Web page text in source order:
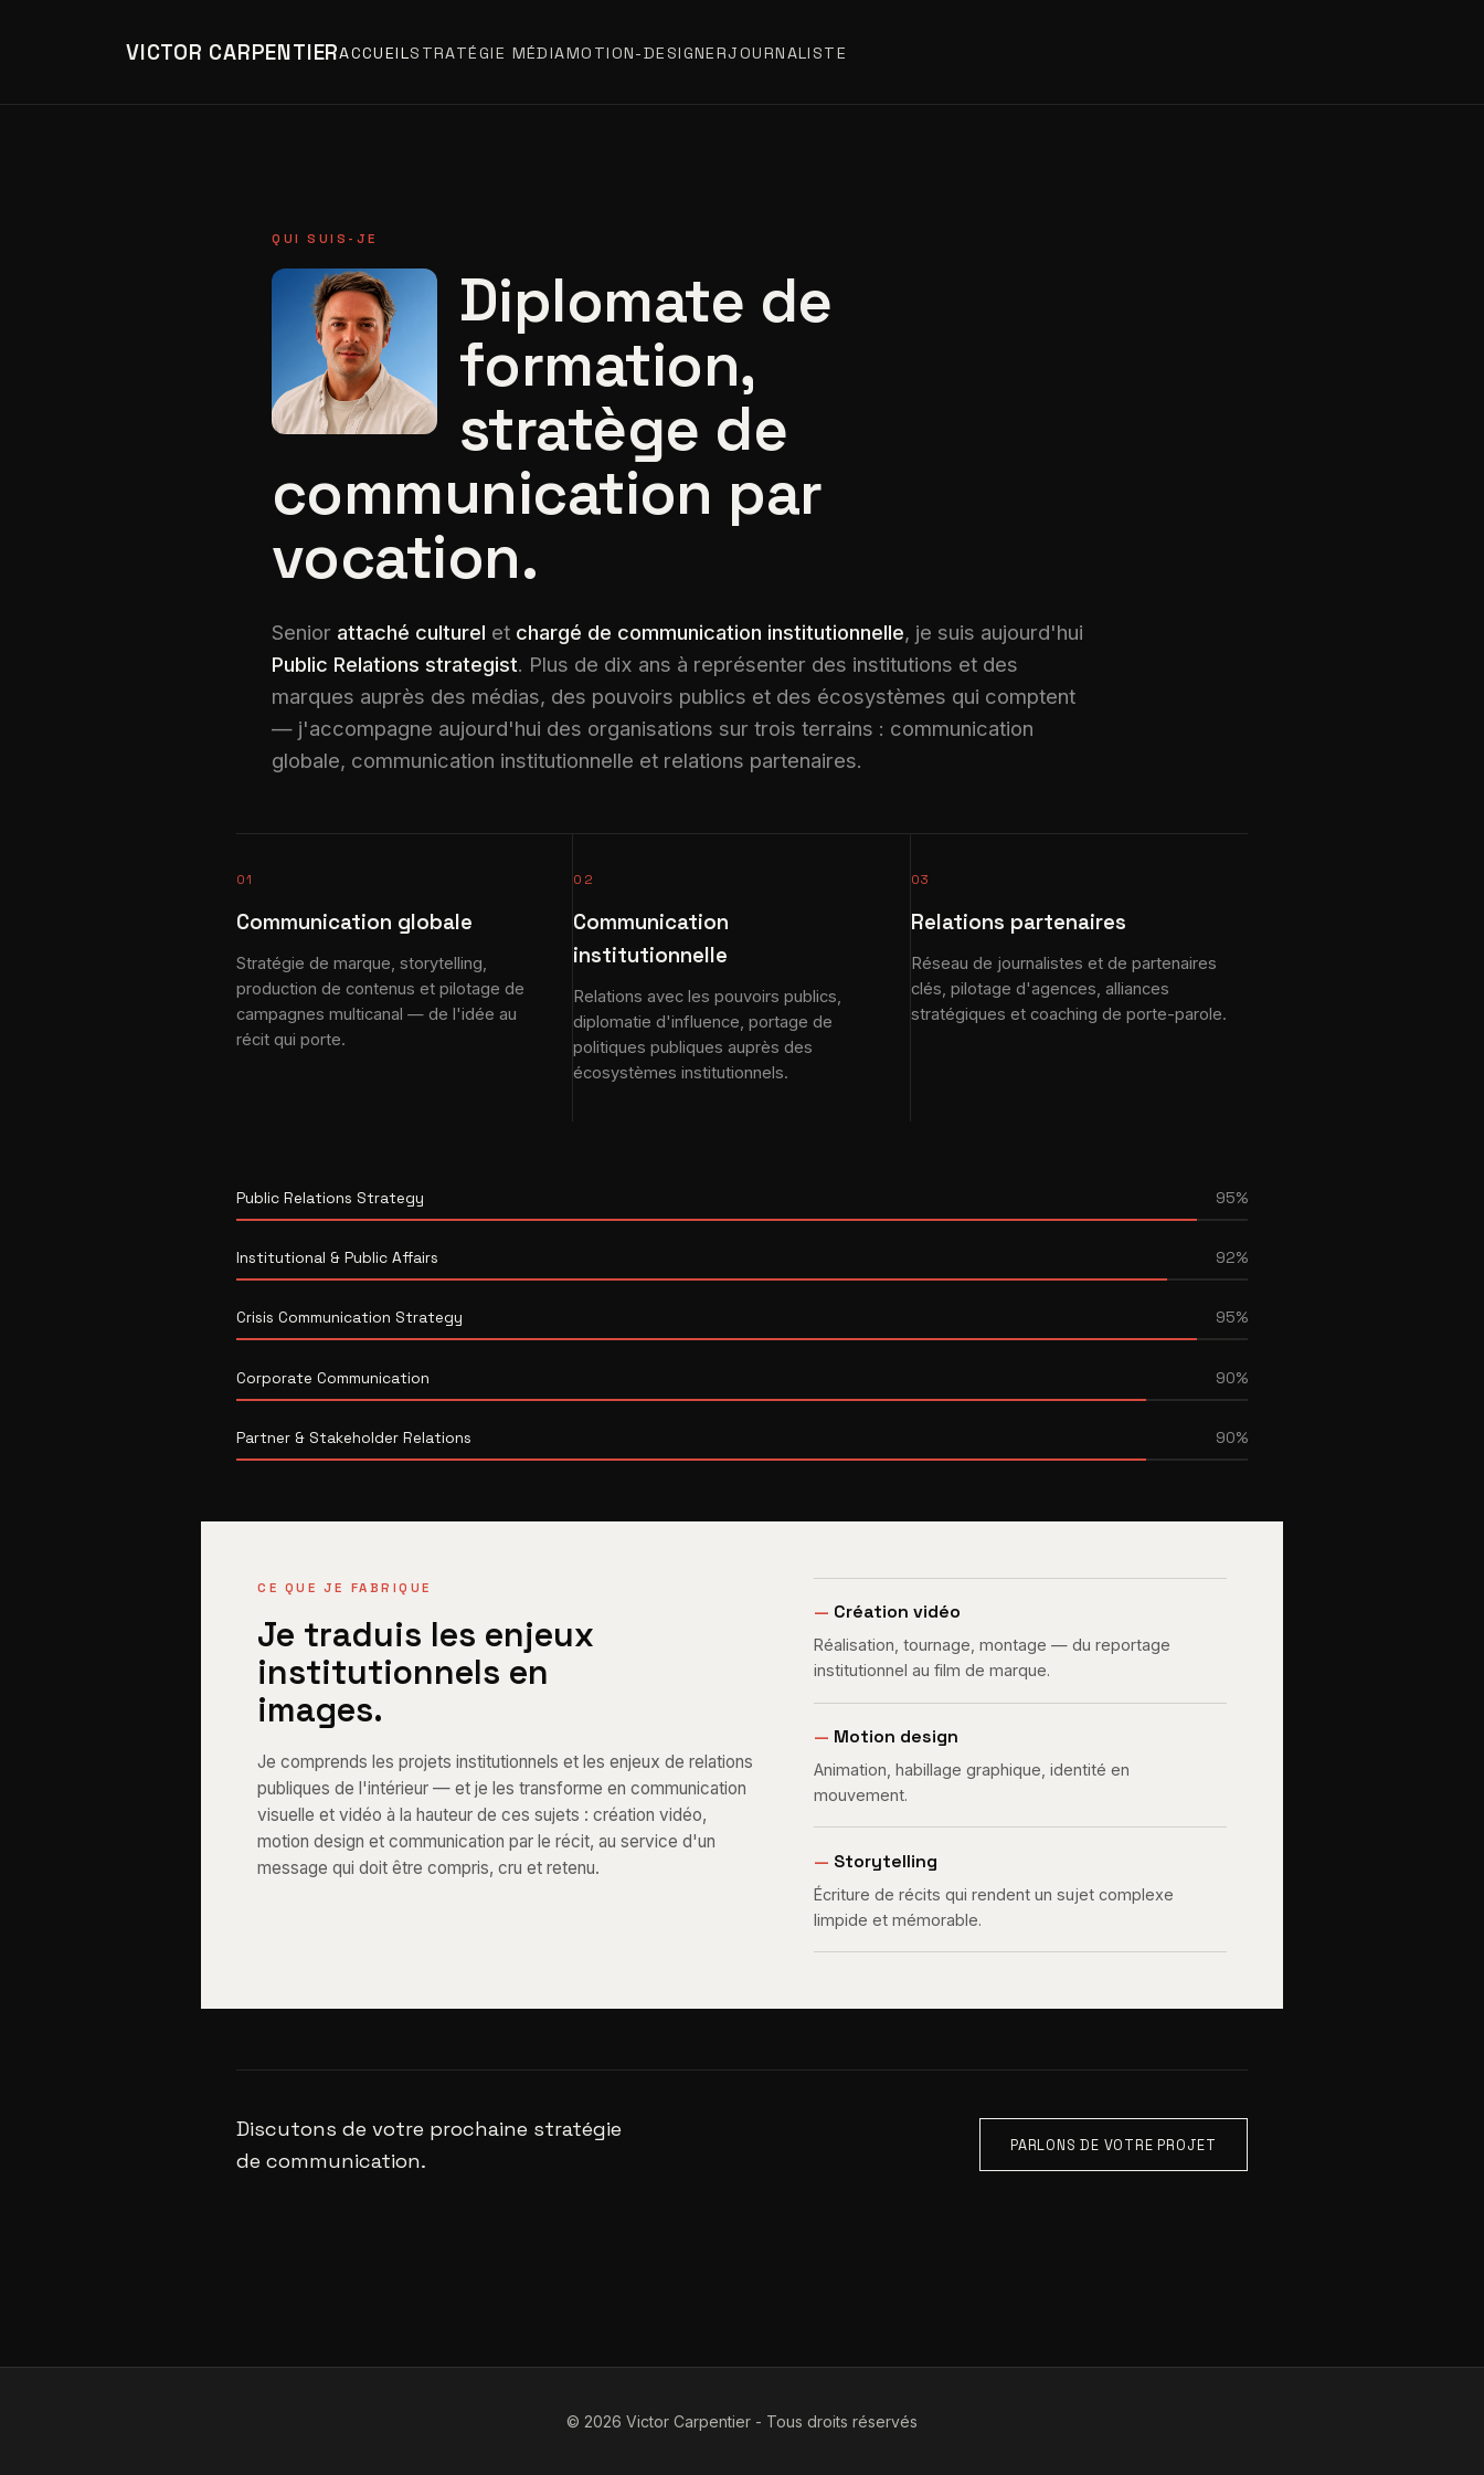
VICTOR CARPENTIERACCUEILSTRATÉGIE MÉDIAMOTION-DESIGNERJOURNALISTE
QUI SUIS-JE
Diplomate de
formation,
stratège de
communication par
vocation.
Senior attaché culturel et chargé de communication institutionnelle, je suis aujourd'hui
Public Relations strategist. Plus de dix ans à représenter des institutions et des
marques auprès des médias, des pouvoirs publics et des écosystèmes qui comptent
— j'accompagne aujourd'hui des organisations sur trois terrains : communication
globale, communication institutionnelle et relations partenaires.
01
Communication globale
Stratégie de marque, storytelling,
production de contenus et pilotage de
campagnes multicanal — de l'idée au
récit qui porte.
02
Communication
institutionnelle
Relations avec les pouvoirs publics,
diplomatie d'influence, portage de
politiques publiques auprès des
écosystèmes institutionnels.
03
Relations partenaires
Réseau de journalistes et de partenaires
clés, pilotage d'agences, alliances
stratégiques et coaching de porte-parole.
Public Relations Strategy 95%
Institutional & Public Affairs 92%
Crisis Communication Strategy 95%
Corporate Communication 90%
Partner & Stakeholder Relations 90%
CE QUE JE FABRIQUE
Je traduis les enjeux
institutionnels en
images.
Je comprends les projets institutionnels et les enjeux de relations
publiques de l'intérieur — et je les transforme en communication
visuelle et vidéo à la hauteur de ces sujets : création vidéo,
motion design et communication par le récit, au service d'un
message qui doit être compris, cru et retenu.
— Création vidéo
Réalisation, tournage, montage — du reportage
institutionnel au film de marque.
— Motion design
Animation, habillage graphique, identité en
mouvement.
— Storytelling
Écriture de récits qui rendent un sujet complexe
limpide et mémorable.
Discutons de votre prochaine stratégie
de communication.
PARLONS DE VOTRE PROJET
© 2026 Victor Carpentier - Tous droits réservés